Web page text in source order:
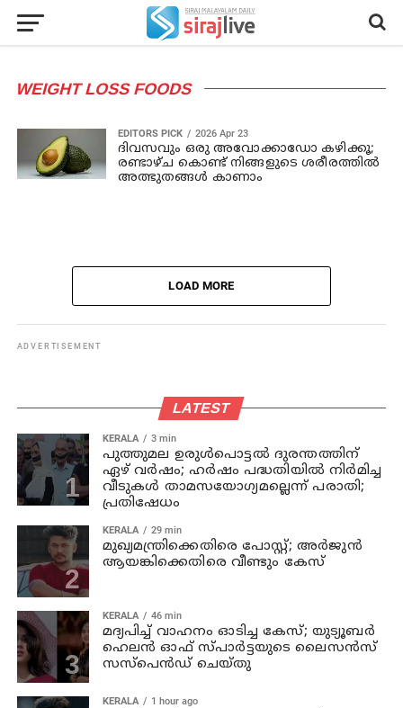
WEIGHT LOSS FOODS
EDITORS PICK 2026 Apr 23
ദിവസവും ഒരു അവോക്കാഡോ കഴിക്കൂ;
രണ്ടാഴ്ച കൊണ്ട് നിങ്ങളുടെ ശരീരത്തിൽ
അത്ഭുതങ്ങൾ കാണാം
LOAD MORE
ADVERTISEMENT
LATEST
KERALA 3 min
പുത്തുമല ഉരുള്‍പൊട്ടല്‍ ദുരന്തത്തിന്
ഏഴ് വര്‍ഷം; ഹര്‍ഷം പദ്ധതിയില്‍ നിര്‍മിച്ച
വീടുകള്‍ താമസയോഗ്യമല്ലെന്ന് പരാതി;
പ്രതിഷേധം
KERALA 29 min
മുഖ്യമന്ത്രിക്കെതിരെ പോസ്റ്റ്; അര്‍ജുന്‍
ആയങ്കിക്കെതിരെ വീണ്ടും കേസ്
KERALA 46 min
മദ്യപിച്ച് വാഹനം ഓടിച്ച കേസ്; യുട്യൂബര്‍
ഹെലന്‍ ഓഫ് സ്പാര്‍ട്ടയുടെ ലൈസന്‍സ്
സസ്പെന്‍ഡ് ചെയ്തു
KERALA 1 hour ago